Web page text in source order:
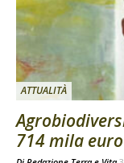
ATTUALITÀ
714 mila